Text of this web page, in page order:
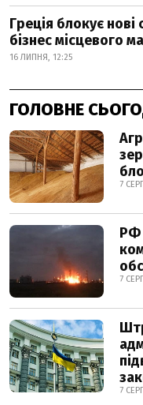
Греція блокує нові
бізнес місцевого
16 ЛИПНЯ, 12:25
ГОЛОВНЕ
7
РФ
7
7